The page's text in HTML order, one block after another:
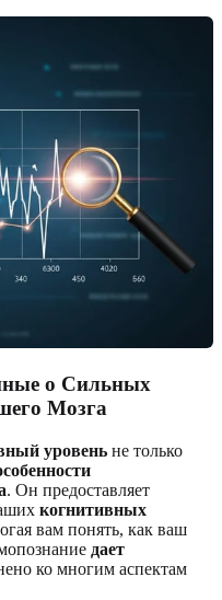
о Сильных
Мозга
уровень не только
. Он предоставляет
когнитивных
вам понять, как ваш
дает
ко многим аспектам